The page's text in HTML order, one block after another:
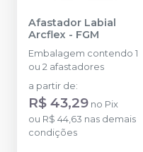
Afastador Labial
Arcflex - FGM
Embalagem contendo 1
ou 2 afastadores
a partir de:
R$ 43,29 no Pix
ou R$ 44,63 nas demais
condições